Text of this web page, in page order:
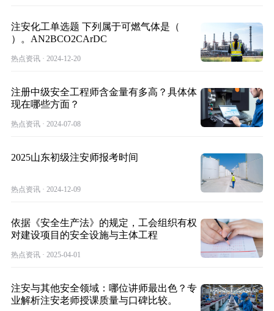
注安化工单选题 下列属于可燃气体是（
）。AN2BCO2CArDC
热点资讯 · 2024-12-20
注册中级安全工程师含金量有多高？具体体
现在哪些方面？
热点资讯 · 2024-07-08
2025山东初级注安师报考时间
热点资讯 · 2024-12-09
依据《安全生产法》的规定，工会组织有权
对建设项目的安全设施与主体工程
热点资讯 · 2025-04-01
注安与其他安全领域：哪位讲师最出色？专
业解析注安老师授课质量与口碑比较。